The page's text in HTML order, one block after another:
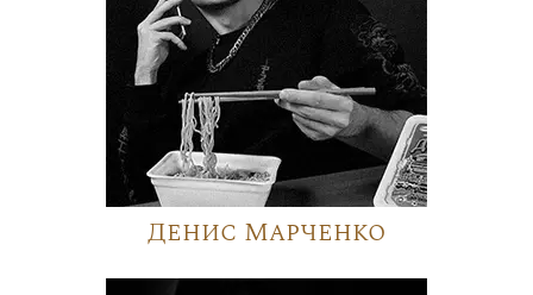
Денис Марченко